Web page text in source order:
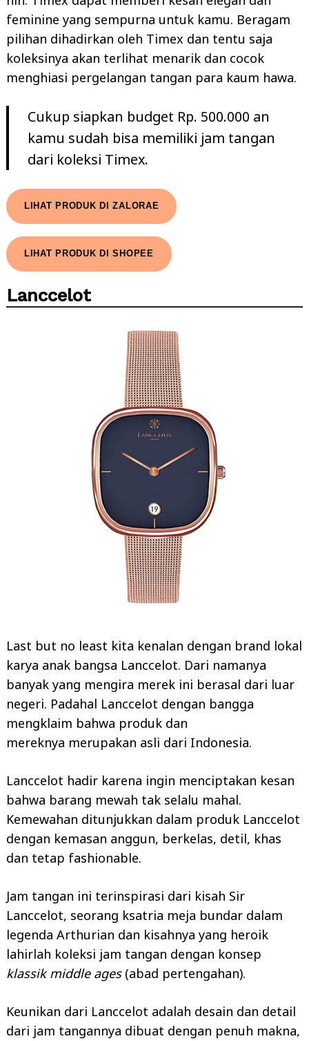
feminine yang sempurna untuk kamu. Beragam
pilihan dihadirkan oleh Timex dan tentu saja
koleksinya akan terlihat menarik dan cocok
menghiasi pergelangan tangan para kaum hawa.
Cukup siapkan budget Rp. 500.000 an
kamu sudah bisa memiliki jam tangan
dari koleksi Timex.
LIHAT PRODUK DI ZALORAE
LIHAT PRODUK DI SHOPEE
Lanccelot
Last but no least kita kenalan dengan brand lokal
karya anak bangsa Lanccelot. Dari namanya
banyak yang mengira merek ini berasal dari luar
negeri. Padahal Lanccelot dengan bangga
mengklaim bahwa produk dan
mereknya merupakan asli dari Indonesia.
Lanccelot hadir karena ingin menciptakan kesan
bahwa barang mewah tak selalu mahal.
Kemewahan ditunjukkan dalam produk Lanccelot
dengan kemasan anggun, berkelas, detil, khas
dan tetap fashionable.
Jam tangan ini terinspirasi dari kisah Sir
Lanccelot, seorang ksatria meja bundar dalam
legenda Arthurian dan kisahnya yang heroik
lahirlah koleksi jam tangan dengan konsep
klassik middle ages (abad pertengahan).
Keunikan dari Lanccelot adalah desain dan detail
dari jam tangannya dibuat dengan penuh makna,